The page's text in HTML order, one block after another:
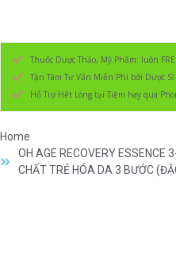
Thuốc Dược Thảo, Mỹ Phẩm: luôn
Tận Tâm Tư Vấn Miễn Phí bởi Dược
Hỗ Trợ Hết Lòng tại Tiệm hay qua
Home
OH AGE RECOVERY
CHẤT TRẺ HÓA DA 3 BƯỚC